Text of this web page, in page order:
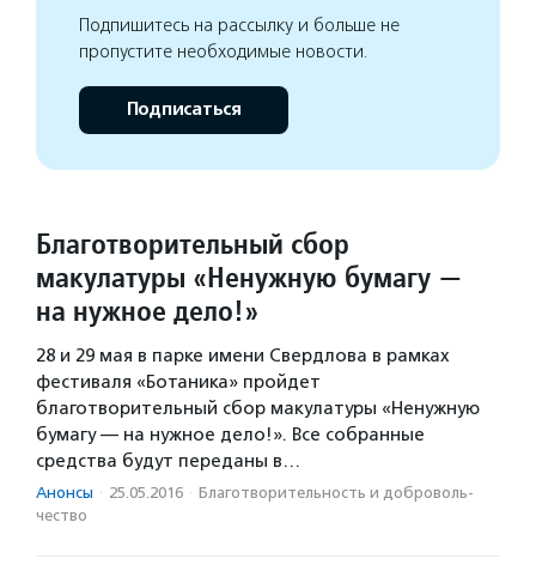
Подпишитесь на рассылку и больше не
пропустите необходимые новости.
Подписаться
Благотворительный сбор
макулатуры «Ненужную бумагу —
на нужное дело!»
28 и 29 мая в парке имени Свердлова в рамках
фестиваля «Ботаника» пройдет
благотворительный сбор макулатуры «Ненужную
бумагу — на нужное дело!». Все собранные
средства будут переданы в…
Анонсы · 25.05.2016 · Благотвори­тель­ность и доброволь­
чест­во